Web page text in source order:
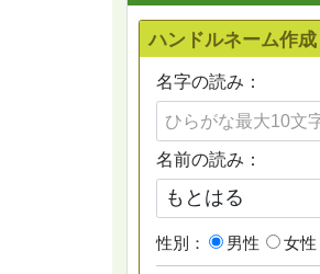
ハンドルネーム作成
名字の読み：
名前の読み：
性別： 男性 女性